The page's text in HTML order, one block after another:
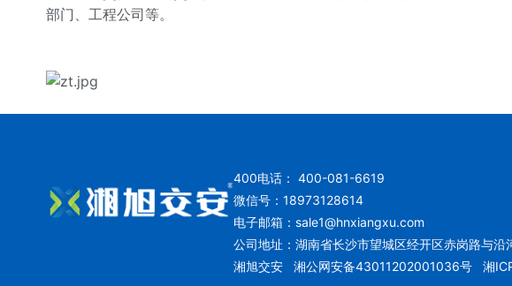
部门、工程公司等。
400电话： 400-081-6619
微信号：18973128614
电子邮箱： sale1@hnxiangxu.com
公司地址：湖南省长沙市望城区经开区赤岗路与沿
湘旭交安 湘公网安备43011202001036号 湘